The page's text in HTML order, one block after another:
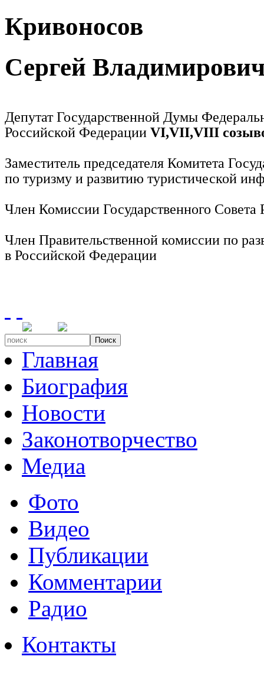
Кривоносов
Сергей
Депутат Государственной Думы
Российской Федерации VI,VII,VIII
Заместитель председателя Комитета
по туризму и развитию туристической
Член Комиссии Государственного
Член Правительственной комиссии по
в Российской Федерации
Поиск
Главная
Биография
Новости
Законотворчество
Медиа
Фото
Видео
Публикации
Комментарии
Радио
Контакты